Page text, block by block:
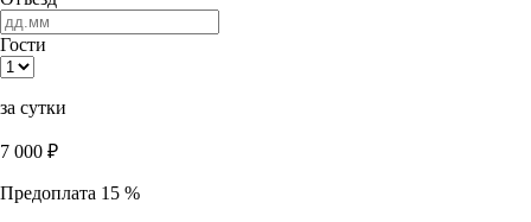
Гости
за сутки
7 000 ₽
Предоплата 15 %